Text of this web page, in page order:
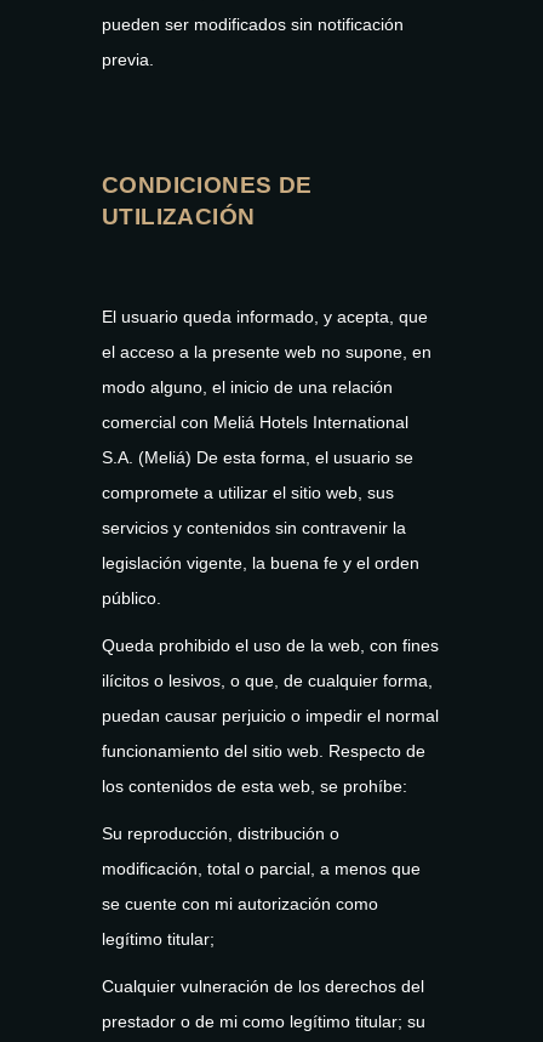
pueden ser modificados sin notificación
previa.
CONDICIONES DE
UTILIZACIÓN
El usuario queda informado, y acepta, que
el acceso a la presente web no supone, en
modo alguno, el inicio de una relación
comercial con Meliá Hotels International
S.A. (Meliá) De esta forma, el usuario se
compromete a utilizar el sitio web, sus
servicios y contenidos sin contravenir la
legislación vigente, la buena fe y el orden
público.
Queda prohibido el uso de la web, con fines
ilícitos o lesivos, o que, de cualquier forma,
puedan causar perjuicio o impedir el normal
funcionamiento del sitio web. Respecto de
los contenidos de esta web, se prohíbe:
Su reproducción, distribución o
modificación, total o parcial, a menos que
se cuente con mi autorización como
legítimo titular;
Cualquier vulneración de los derechos del
prestador o de mi como legítimo titular; su